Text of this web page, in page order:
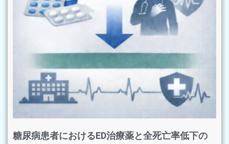
糖尿病患者におけるED治療薬と全死亡率低下の